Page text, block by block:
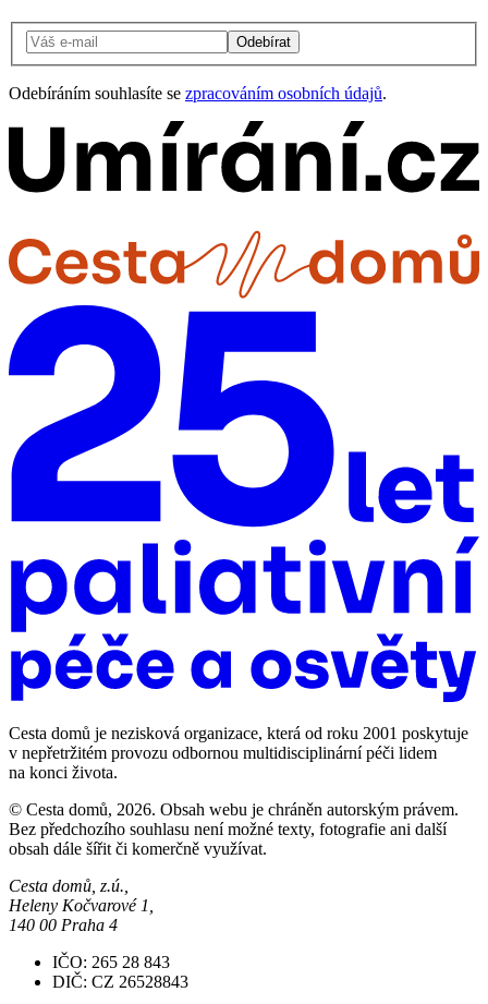
Odebírat
Odebíráním souhlasíte se zpracováním osobních údajů.
Cesta domů je nezisková organizace, která od roku 2001 poskytuje
v nepřetržitém provozu odbornou multidisciplinární péči lidem
na konci života.
© Cesta domů, 2026. Obsah webu je chráněn autorským právem.
Bez předchozího souhlasu není možné texty, fotografie ani další
obsah dále šířit či komerčně využívat.
Cesta domů, z.ú.,
Heleny Kočvarové 1,
140 00 Praha 4
IČO: 265 28 843
DIČ: CZ 26528843